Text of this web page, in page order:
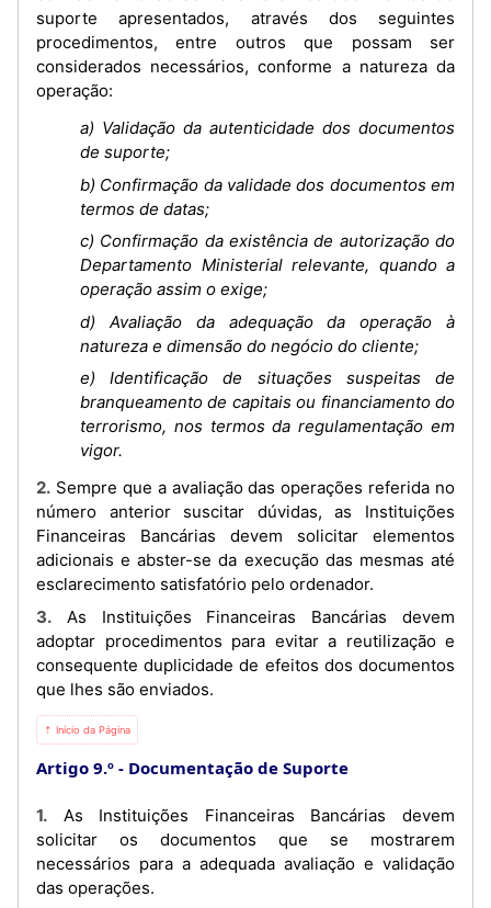
suporte apresentados, através dos seguintes
procedimentos, entre outros que possam ser
considerados necessários, conforme a natureza da
operação:
a) Validação da autenticidade dos documentos
de suporte;
b) Confirmação da validade dos documentos em
termos de datas;
c) Confirmação da existência de autorização do
Departamento Ministerial relevante, quando a
operação assim o exige;
d) Avaliação da adequação da operação à
natureza e dimensão do negócio do cliente;
e) Identificação de situações suspeitas de
branqueamento de capitais ou financiamento do
terrorismo, nos termos da regulamentação em
vigor.
2. Sempre que a avaliação das operações referida no
número anterior suscitar dúvidas, as Instituições
Financeiras Bancárias devem solicitar elementos
adicionais e abster-se da execução das mesmas até
esclarecimento satisfatório pelo ordenador.
3. As Instituições Financeiras Bancárias devem
adoptar procedimentos para evitar a reutilização e
consequente duplicidade de efeitos dos documentos
que lhes são enviados.
⇡ Início da Página
Artigo 9.º Documentação de Suporte
1. As Instituições Financeiras Bancárias devem
solicitar os documentos que se mostrarem
necessários para a adequada avaliação e validação
das operações.